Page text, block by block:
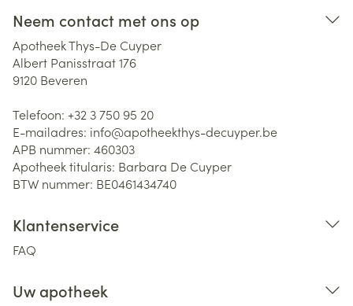
Neem contact met ons op
Apotheek Thys-De Cuyper
Albert Panisstraat 176
9120 Beveren
Telefoon: +32 3 750 95 20
E-mailadres: info@apotheekthys-decuyper.be
APB nummer: 460303
Apotheek titularis: Barbara De Cuyper
BTW nummer: BE0461434740
Klantenservice
FAQ
Uw apotheek